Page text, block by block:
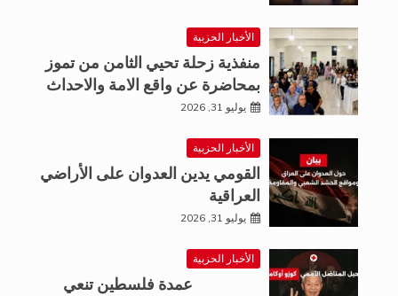
الأخبار الحزبية
منفذية زحلة تحيي الثامن من تموز
بمحاضرة عن واقع الامة والاحداث
يوليو 31, 2026
الأخبار الحزبية
القومي يدين العدوان على الأراضي
العراقية
يوليو 31, 2026
الأخبار الحزبية
عمدة فلسطين تنعي